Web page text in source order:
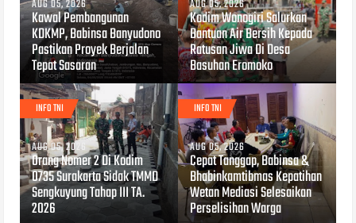
AUG 05, 2026
Kawal Pembangunan
KDKMP, Babinsa Banyudono
Pastikan Proyek Berjalan
Tepat Sasaran
AUG 05, 2026
Kodim Wonogiri Salurkan
Bantuan Air Bersih Kepada
Ratusan Jiwa Di Desa
Basuhan Eromoko
INFO TNI
AUG 05, 2026
Orang Nomer 2 Di Kodim
0735 Surakarta Sidak TMMD
Sengkuyung Tahap III TA.
2026
INFO TNI
AUG 05, 2026
Cepat Tanggap, Babinsa &
Bhabinkamtibmas Kepatihan
Wetan Mediasi Selesaikan
Perselisihan Warga